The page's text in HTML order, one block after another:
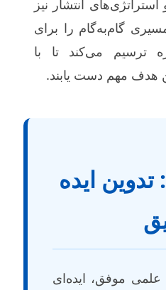
انتشار نیز
را برای
می‌کند تا با
دست یابند.
ایده
ایده‌ای